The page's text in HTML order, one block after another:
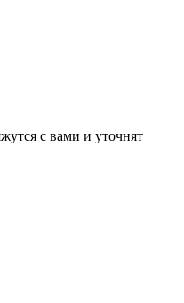
с вами и уточнят